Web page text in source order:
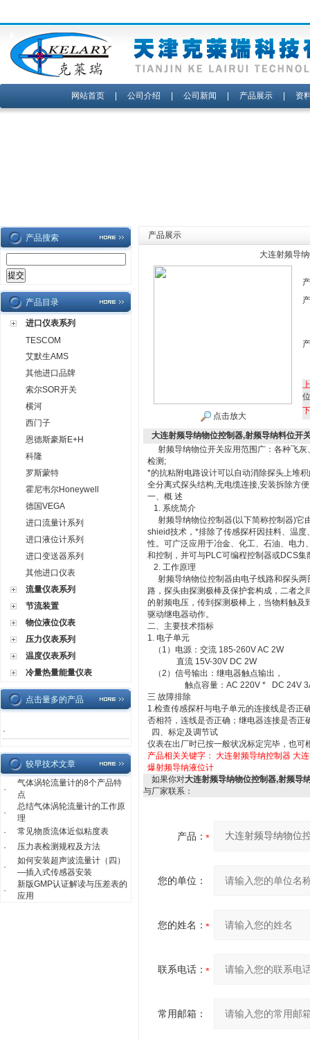
网站首页| 公司介绍 公司新闻 产品展示| 资
产品搜索
产品目录
进口仪表系列
TESCOM
艾默生AMS
其他进口品牌
索尔SOR开关
横河
西门子
恩德斯豪斯E+H
科隆
罗斯蒙特
霍尼韦尔Honeywell
德国VEGA
进口流量计系列
进口液位计系列
进口变送器系列
其他进口仪表
流量仪表系列
节流装置
物位液位仪表
压力仪表系列
温度仪表系列
冷量热量能量仪表
点击量多的产品
·
较早技术文章
·
气体涡轮流量计的8个产品特
点
·
总结气体涡轮流量计的工作原
理
·
常见物质流体近似粘度表
·
压力表检测规程及方法
·
如何安装超声波流量计（四）
—插入式传感器安装
·
新版GMP认证解读与压差表的
应用
产品展示
大连射频导
点击放大
大连射频导纳物位控制器,射频导纳料位开
射频导纳物位开关应用范围广：各种飞灰
检测;
*的抗粘附电路设计可以自动消除探头上堆
全分离式探头结构,无电缆连接,安装拆除方
一、概 述
1. 系统简介
射频导纳物位控制器(以下简称控制器)它
shieid技术，*排除了传感探杆因挂料、温
性。可广泛应用于冶金、化工、石油、电
和控制，并可与PLC可编程控制器或DCS
2. 工作原理
射频导纳物位控制器由电子线路和探头两
路，探头由探测极棒及保护套构成，二者
的射频电压，传到探测极棒上，当物料触
驱动继电器动作。
二、主要技术指标
1. 电子单元
（1）电源：交流 185-260V AC 2W
直流 15V-30V DC 2W
（2）信号输出：继电器触点输出，
触点容量：AC 220V * DC 24V
三 故障排除
1.检查传感探杆与电子单元的连接线是否正
否相符，连线是否正确；继电器连接是否正
四、标定及调节试
仪表在出厂时已按一般状况标定完毕，也可
产品相关关键字： 大连射频导纳控制器 大
爆射频导纳液位计
如果你对大连射频导纳物位控制器,射频导
与厂家联系：
产品：
您的单位：
您的姓名：
联系电话：
常用邮箱：